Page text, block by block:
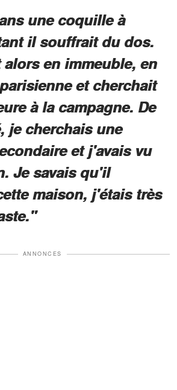
une coquille à
il souffrait du dos.
en immeuble, en
et cherchait
à la campagne. De
je cherchais une
et j'avais vu
Je savais qu'il
maison, j'étais très
ANNONCES